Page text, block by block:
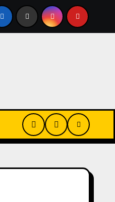
AFIRMÓ QUE EL